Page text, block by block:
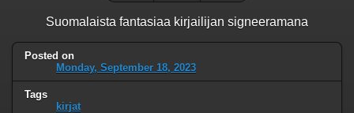
Suomalaista fantasiaa kirjailijan signeeramana
Posted on
Monday, September 18, 2023
Tags
kirjat